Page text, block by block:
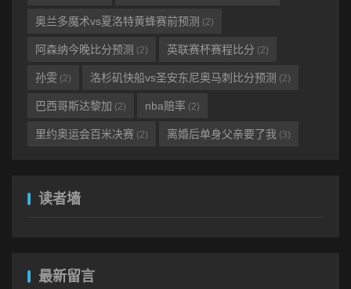
奥兰多魔术vs夏洛特黄蜂赛前预测 (2)
阿森纳今晚比分预测 (2) 英联赛杯赛程比分 (2)
孙雯 (2) 洛杉矶快船vs圣安东尼奥马刺比分预测 (2)
巴西哥斯达黎加 (2) nba赔率 (2)
里约奥运会百米决赛 (2) 离婚后单身父亲要了我 (3)
读者墙
最新留言